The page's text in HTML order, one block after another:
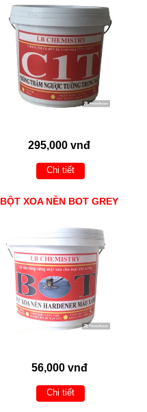
295,000 vnđ
Chi tiết
BỘT XOA NỀN BOT GREY
56,000 vnđ
Chi tiết